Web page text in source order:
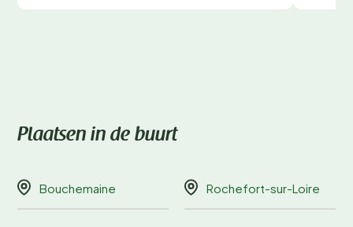
Plaatsen in de buurt
Bouchemaine Rochefort-sur-Loire